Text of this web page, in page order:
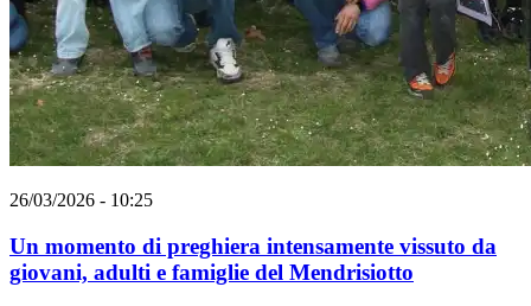
26/03/2026 - 10:25
Un momento di preghiera intensamente vissuto da
giovani, adulti e famiglie del Mendrisiotto